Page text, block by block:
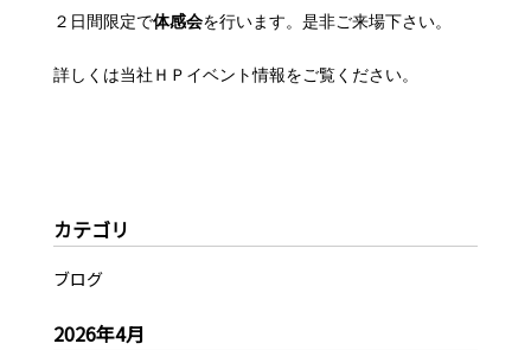
２日間限定で体感会を行います。是非ご来場下さい。
詳しくは当社ＨＰイベント情報をご覧ください。
カテゴリ
ブログ
2026年4月